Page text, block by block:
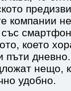
компании
със
което
пъти
нещо,
удобно.